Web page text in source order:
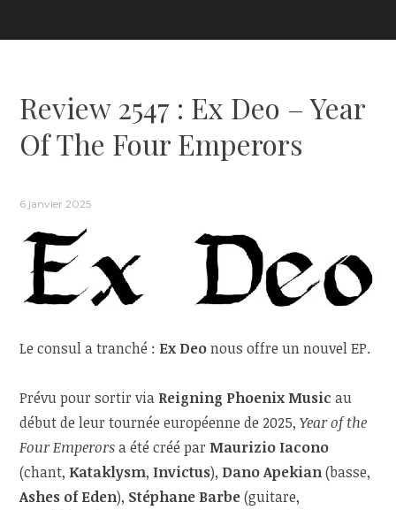
Review 2547 : Ex Deo – Year
Of The Four Emperors
6 janvier 2025
Le consul a tranché : Ex Deonous offre un nouvel EP.
Prévu pour sortir via Reigning Phoenix Music au
début de leur tournée européenne de 2025,Year of the
Four Emperorsa été créé par Maurizio Iacono
(chant, Kataklysm, Invictus), Dano Apekian(basse,
Ashes of Eden), Stéphane Barbe(guitare,